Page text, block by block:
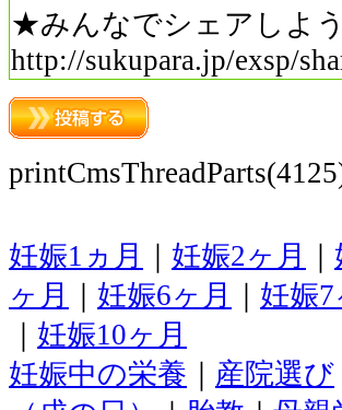
★みんなでシェアしよ
http://sukupara.jp/exsp/
妊娠1ヵ月 妊娠2ヶ月
ヶ月
妊娠6ヶ月 妊娠7
妊娠10ヶ月
妊娠中の栄養
産院選び